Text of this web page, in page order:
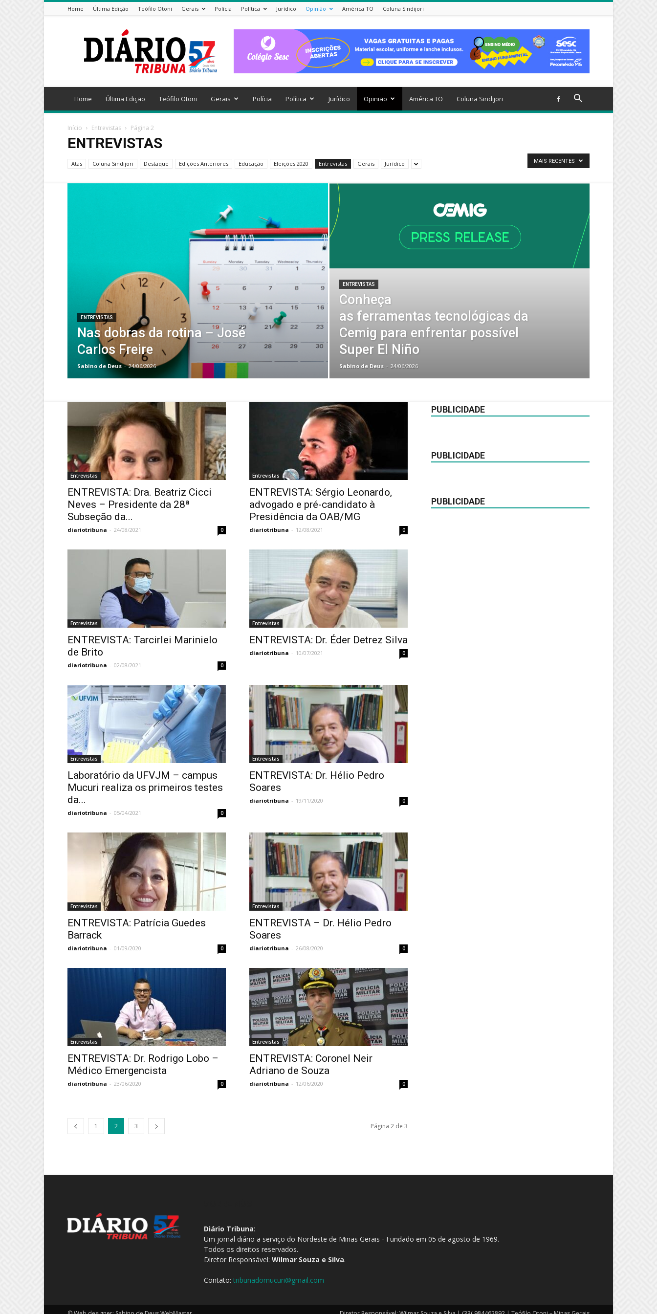
Home Última Edição Teófilo Otoni Gerais Polícia Política Jurídico Opinião América TO Coluna Sindijori
Tribuna
Home Última Edição Teófilo Otoni Gerais Polícia Política Jurídico Opinião América TO Coluna Sindijori
Início Entrevistas Página 2
ENTREVISTAS
Atas Coluna Sindijori Destaque Edições Anteriores Educação Eleições 2020 Entrevistas Gerais Jurídico MAIS RECENTES
ENTREVISTAS
Nas dobras da rotina – José
Carlos Freire
Sabino de Deus - 24/06/2026
ENTREVISTAS
Conheça
as ferramentas tecnológicas da
Cemig para enfrentar possível
Super El Niño
Sabino de Deus - 24/06/2026
Entrevistas
ENTREVISTA: Dra. Beatriz Cicci
Neves – Presidente da 28ª
Subseção da...
diariotribuna - 24/08/2021 0
Entrevistas
ENTREVISTA: Sérgio Leonardo,
advogado e pré-candidato à
Presidência da OAB/MG
diariotribuna - 12/08/2021 0
Entrevistas
ENTREVISTA: Tarcirlei Marinielo
de Brito
diariotribuna - 02/08/2021 0
Entrevistas
ENTREVISTA: Dr. Éder Detrez Silva
diariotribuna - 10/07/2021 0
Entrevistas
Laboratório da UFVJM – campus
Mucuri realiza os primeiros testes
da...
diariotribuna - 05/04/2021 0
Entrevistas
ENTREVISTA: Dr. Hélio Pedro
Soares
diariotribuna - 19/11/2020 0
Entrevistas
ENTREVISTA: Patrícia Guedes
Barrack
diariotribuna - 01/09/2020 0
Entrevistas
ENTREVISTA – Dr. Hélio Pedro
Soares
diariotribuna - 26/08/2020 0
Entrevistas
ENTREVISTA: Dr. Rodrigo Lobo –
Médico Emergencista
diariotribuna - 23/06/2020 0
Entrevistas
ENTREVISTA: Coronel Neir
Adriano de Souza
diariotribuna - 12/06/2020 0
1 2 3 Página 2 de 3
PUBLICIDADE
PUBLICIDADE
PUBLICIDADE
Diário Tribuna:
Um jornal diário a serviço do Nordeste de Minas Gerais - Fundado em 05 de agosto de 1969.
Todos os direitos reservados.
Diretor Responsável: Wilmar Souza e Silva.
Contato: tribunadomucuri@gmail.com